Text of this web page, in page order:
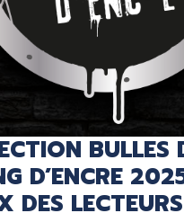
BULLES
D’ENCRE
DES LECTEURS